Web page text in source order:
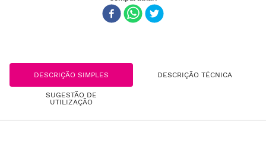
DESCRIÇÃO SIMPLES DESCRIÇÃO TÉCNICA
SUGESTÃO DE
UTILIZAÇÃO